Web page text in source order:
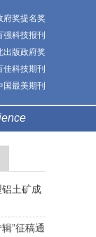
府奖提名奖
强科技报刊
出版政府奖
佳科技期刊
国最美期刊
土矿成
”征稿通